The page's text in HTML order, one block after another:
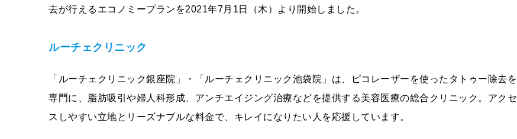
去が行えるエコノミープランを2021年7月1日（木）より開始しました。
ルーチェクリニック
「ルーチェクリニック銀座院」・「ルーチェクリニック池袋院」は、ピコレーザーを使ったタトゥー除去を
専門に、脂肪吸引や婦人科形成、アンチエイジング治療などを提供する美容医療の総合クリニック。アクセ
スしやすい立地とリーズナブルな料金で、キレイになりたい人を応援しています。